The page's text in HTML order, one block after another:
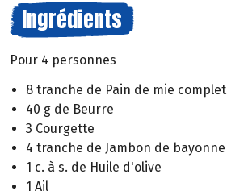
Ingrédients
Pour 4 personnes
8 tranche de Pain de mie complet
40 g de Beurre
3 Courgette
4 tranche de Jambon de bayonne
1 c. à s. de Huile d'olive
1 Ail